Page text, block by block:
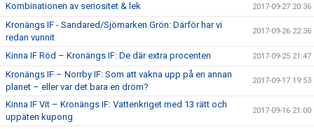
Kombinationen av seriositet & lek 2017-09-27 20:36
Kronängs IF - Sandared/Sjömarken Grön: Därför har vi
redan vunnit
2017-09-26 22:36
Kinna IF Röd – Kronängs IF: De där extra procenten 2017-09-25 21:47
Kronängs IF – Norrby IF: Som att vakna upp på en annan
planet – eller var det bara en dröm?
2017-09-17 19:53
Kinna IF Vit – Kronängs IF: Vattenkriget med 13 rätt och
uppäten kupong
2017-09-16 21:00